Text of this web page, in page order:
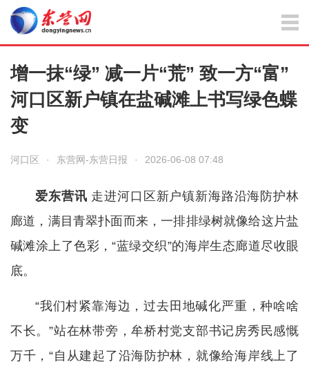
增一抹“绿” 减一片“荒” 致一方“富”
河口区新户镇在盐碱滩上书写绿色蝶
变
河口区 · 东营网-东营日报 · 2026-06-08 07:48
爱东营讯 走进河口区新户镇新海路沿海防护林
廊道，满目青翠扑面而来，一排排绿树就像给这片盐
碱滩涂上了色彩，“蓝绿交织”的海岸生态廊道尽收眼
底。
“我们村紧靠海边，过去田地碱化严重，种啥啥
不长。”站在林带旁，牟桥村党支部书记房秀民感慨
万千，“自从建起了沿海防护林，就像给海岸线上了